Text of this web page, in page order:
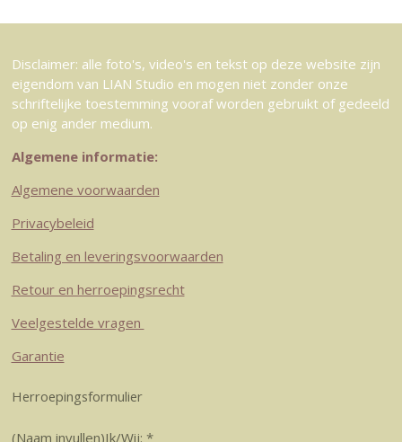
Disclaimer: alle foto's, video's en tekst op deze website zijn
eigendom van LIAN Studio en mogen niet zonder onze
schriftelijke toestemming vooraf worden gebruikt of gedeeld
op enig ander medium.
Algemene informatie:
Algemene voorwaarden
Privacybeleid
Betaling en leveringsvoorwaarden
Retour en herroepingsrecht
Veelgestelde vragen
Garantie
Herroepingsformulier
(Naam invullen)Ik/Wij: *